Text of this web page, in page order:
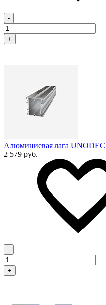
-
+
Алюминиевая лага
2 579 руб.
-
+